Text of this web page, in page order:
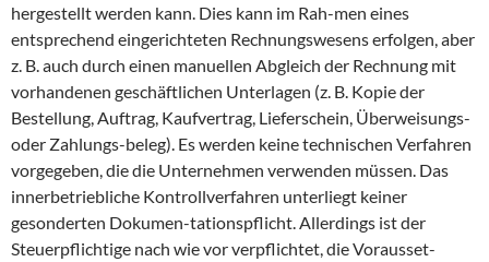
hergestellt werden kann. Dies kann im Rah-men eines
entsprechend eingerichteten Rechnungswesens erfolgen, aber
z. B. auch durch einen manuellen Abgleich der Rechnung mit
vorhandenen geschäftlichen Unterlagen (z. B. Kopie der
Bestellung, Auftrag, Kaufvertrag, Lieferschein, Überweisungs-
oder Zahlungs-beleg). Es werden keine technischen Verfahren
vorgegeben, die die Unternehmen verwenden müssen. Das
innerbetriebliche Kontrollverfahren unterliegt keiner
gesonderten Dokumen-tationspflicht. Allerdings ist der
Steuerpflichtige nach wie vor verpflichtet, die Vorausset-